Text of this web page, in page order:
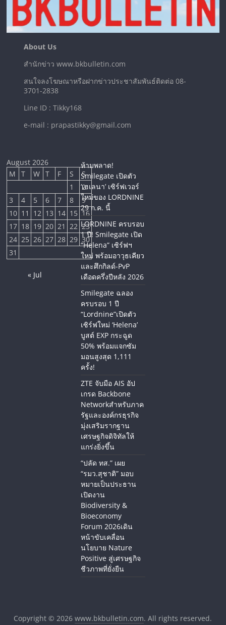
About Us
สำนักข่าว www.bkbulletin.com
สนใจลงโฆษณาหรือฝากข่าวประชาสัมพันธ์ติดต่อ 08-
3701-2838
Line ID : Tikky168
e-mail : prapastikky@gmail.com
August 2026
M
T W T F S
S
1
2
3
4 5 6 7 8
9
10 11 12 13 14 15 16
17 18 19 20 21 22 23
24 25 26 27 28 29 30
31
« Jul
ห้ามพลาด!
Smilegate เปิดตัว
‘เฮเลนา’ เซิร์ฟเวอร์
ใหม่ของ LORDNINE
29 ก.ค. นี้
LORDNINE ครบรอบ
1 ปี! Smilegate เปิด
“Helena” เซิร์ฟฯ
ใหม่ พร้อมอาวุธเคียว
และศึกกิลด์-PvP
เดือดครึ่งปีหลัง 2026
Smilegate ฉลอง
ครบรอบ 1 ปี
“Lordnine”เปิดตัว
เซิร์ฟใหม่ ‘Helena’
บูสต์ EXP กระฉูด
50% พร้อมแจกซัม
มอนสูงสุด 1,111
ครั้ง!
ZTE จับมือ AIS อัป
เกรด Backbone
Networkสำหรับภาค
รัฐและองค์กรธุรกิจ
มุ่งเสริมรากฐาน
เศรษฐกิจดิจิทัลให้
แกร่งยิ่งขึ้น
“ปลัด ทส.” เผย
“รมว.สุชาติ” มอบ
หมายเป็นประธาน
เปิดงาน
Biodiversity &
Bioeconomy
Forum 2026เดิน
หน้าขับเคลื่อน
นโยบาย Nature
Positive สู่เศรษฐกิจ
ชีวภาพที่ยั่งยืน
Copyright © 2026www.bkbulletin.com. All rights reserved.